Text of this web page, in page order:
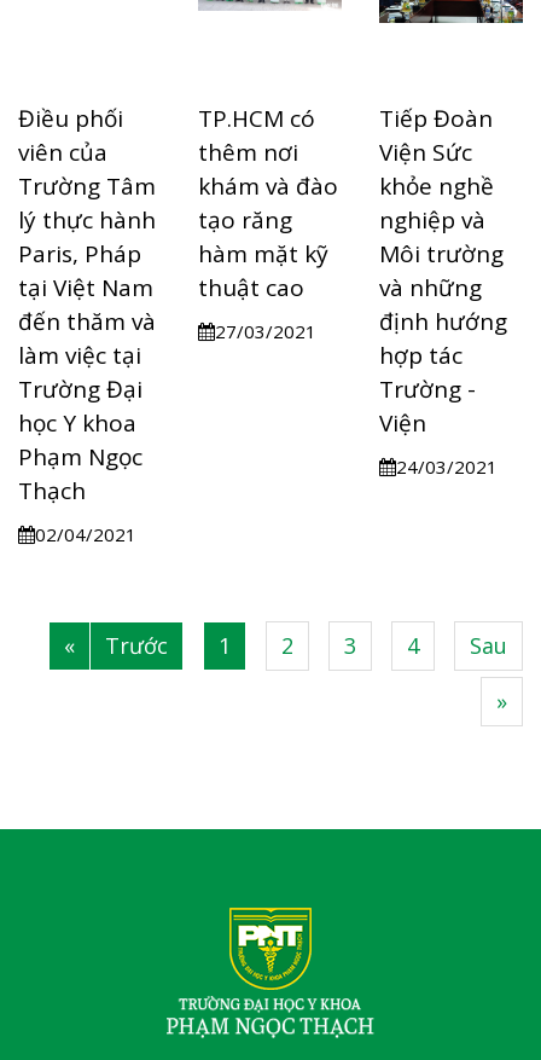
Điều phối
viên của
Trường Tâm
lý thực hành
Paris, Pháp
tại Việt Nam
đến thăm và
làm việc tại
Trường Đại
học Y khoa
Phạm Ngọc
Thạch
02/04/2021
TP.HCM có
thêm nơi
khám và đào
tạo răng
hàm mặt kỹ
thuật cao
27/03/2021
Tiếp Đoàn
Viện Sức
khỏe nghề
nghiệp và
Môi trường
và những
định hướng
hợp tác
Trường -
Viện
24/03/2021
« Trước 1 2 3 4
Sau
»